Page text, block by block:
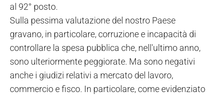
al 92° posto.
Sulla pessima valutazione del nostro Paese
gravano, in particolare, corruzione e incapacità di
controllare la spesa pubblica che, nell'ultimo anno,
sono ulteriormente peggiorate. Ma sono negativi
anche i giudizi relativi a mercato del lavoro,
commercio e fisco. In particolare, come evidenziato